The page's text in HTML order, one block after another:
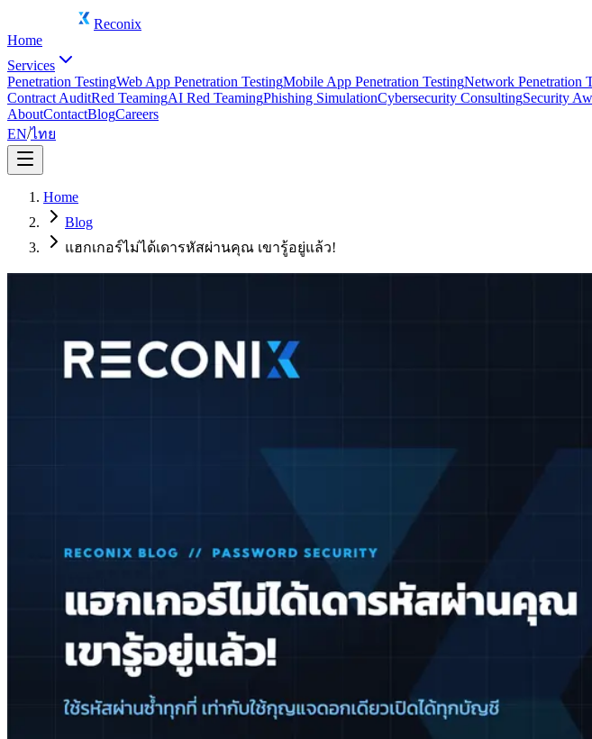
Reconix
Home
Services
Penetration TestingWeb App Penetration TestingMobile App Penetration TestingNetwork Penetration
Contract AuditRed TeamingAI Red TeamingPhishing SimulationCybersecurity ConsultingSecurity
AboutContactBlogCareers
EN/ไทย
Home
Blog
แฮกเกอร์ไม่ได้เดารหัสผ่านคุณ เขารู้อยู่แล้ว!